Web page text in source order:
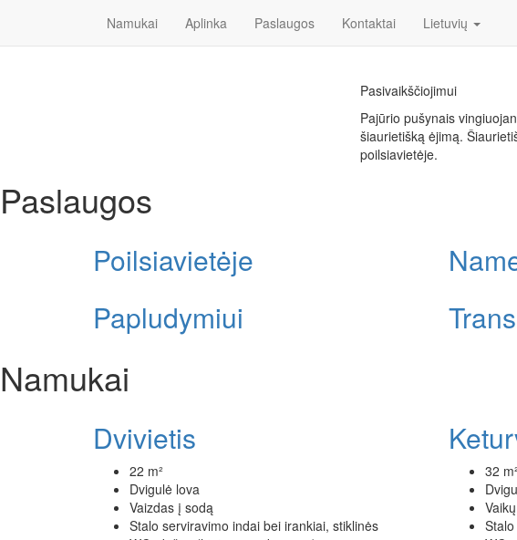
Namukai Aplinka Paslaugos Kontaktai Lietuvių
Užsakyti dabar
Pasivaikščiojimui
Pajūrio pušynais
šiaurietišką ėjimą.
poilsiavietėje.
Paslaugos
Poilsiavietėje
Papludymiui
Namukai
Dvivietis
22 m²
Dvigulė lova
Vaizdas į sodą
Stalo serviravimo indai bei irankiai, stiklinės
32 m²